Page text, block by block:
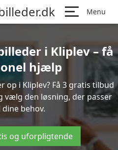
Menu
i Kliplev – få
hjælp
op i Kliplev? Få 3 gratis tilbud
den løsning, der passer
behov.
og uforpligtende